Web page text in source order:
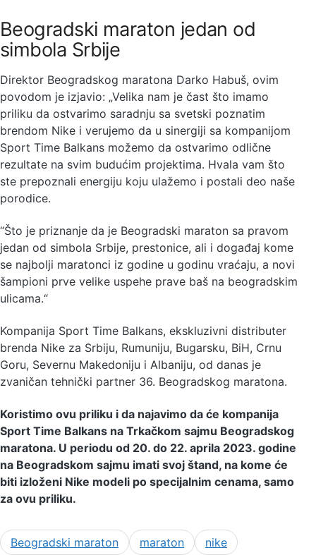
Beogradski maraton jedan od
simbola Srbije
Direktor Beogradskog maratona Darko Habuš, ovim
povodom je izjavio: „Velika nam je čast što imamo
priliku da ostvarimo saradnju sa svetski poznatim
brendom Nike i verujemo da u sinergiji sa kompanijom
Sport Time Balkans možemo da ostvarimo odlične
rezultate na svim budućim projektima. Hvala vam što
ste prepoznali energiju koju ulažemo i postali deo naše
porodice.
“Što je priznanje da je Beogradski maraton sa pravom
jedan od simbola Srbije, prestonice, ali i događaj kome
se najbolji maratonci iz godine u godinu vraćaju, a novi
šampioni prve velike uspehe prave baš na beogradskim
ulicama.“
Kompanija Sport Time Balkans, ekskluzivni distributer
brenda Nike za Srbiju, Rumuniju, Bugarsku, BiH, Crnu
Goru, Severnu Makedoniju i Albaniju, od danas je
zvaničan tehnički partner 36. Beogradskog maratona.
Koristimo ovu priliku i da najavimo da će kompanija
Sport Time Balkans na Trkačkom sajmu Beogradskog
maratona. U periodu od 20. do 22. aprila 2023. godine
na Beogradskom sajmu imati svoj štand, na kome će
biti izloženi Nike modeli po specijalnim cenama, samo
za ovu priliku.
Beogradski maraton maraton nike